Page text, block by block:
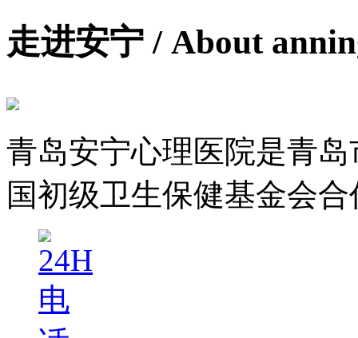
走进安宁 / About
青岛安宁心理医院是青
国初级卫生保健基金会